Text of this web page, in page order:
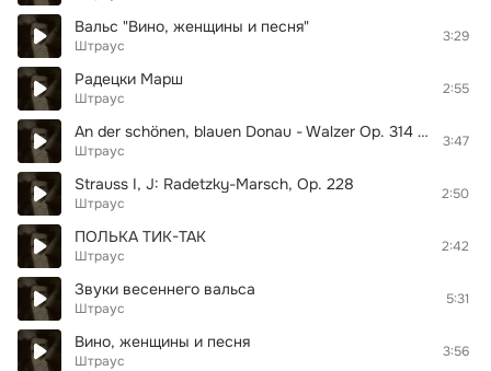
Вальс "Вино, женщины и песня"
Штраус
3:29
Радецки Марш
Штраус
2:55
An der schönen, blauen Donau - Walzer Op. 314 (1985 Remastered Version)
Штраус
3:47
Strauss I, J: Radetzky-Marsch, Op. 228
Штраус
2:50
ПОЛЬКА ТИК-ТАК
Штраус
2:42
Звуки весеннего вальса
Штраус
5:31
Вино, женщины и песня
Штраус
3:56